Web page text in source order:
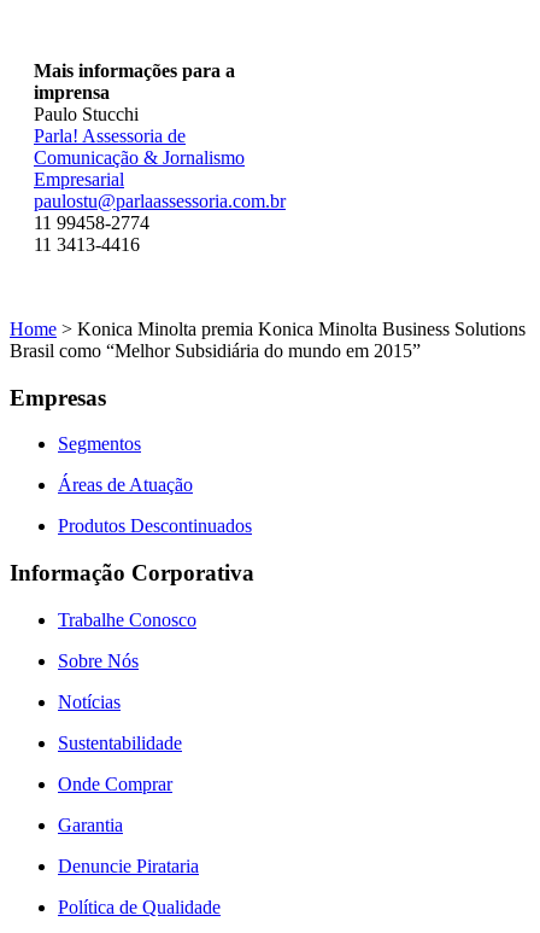
Mais informações para a
imprensa
Paulo Stucchi
Parla! Assessoria de
Comunicação & Jornalismo
Empresarial
paulostu@parlaassessoria.com.br
11 99458-2774
11 3413-4416
Home > Konica Minolta premia Konica Minolta Business Solutions
Brasil como “Melhor Subsidiária do mundo em 2015”
Empresas
Segmentos
Áreas de Atuação
Produtos Descontinuados
Informação Corporativa
Trabalhe Conosco
Sobre Nós
Notícias
Sustentabilidade
Onde Comprar
Garantia
Denuncie Pirataria
Política de Qualidade